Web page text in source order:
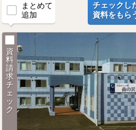
まとめて
追加
チェックし
資料をもら
資
料
請
求
チ
ェ
ッ
ク